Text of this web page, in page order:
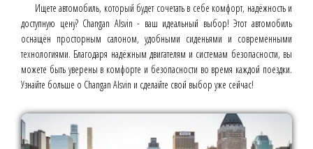
Ищете автомобиль, который будет сочетать в себе комфорт, надёжность и
доступную цену? Changan Alsvin - ваш идеальный выбор! Этот автомобиль
оснащён просторным салоном, удобными сиденьями и современными
технологиями. Благодаря надёжным двигателям и системам безопасности, вы
можете быть уверены в комфорте и безопасности во время каждой поездки.
Узнайте больше о Changan Alsvin и сделайте свой выбор уже сейчас!